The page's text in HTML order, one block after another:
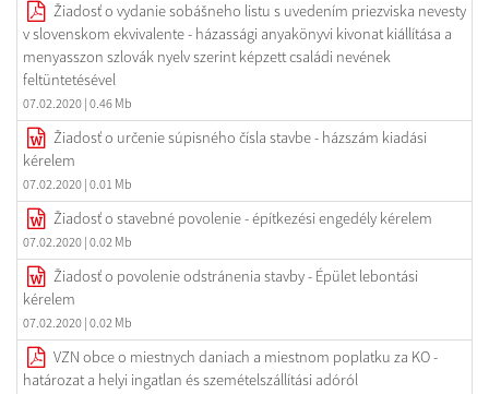
Žiadosť o vydanie sobášneho listu s uvedením priezviska nevesty
v slovenskom ekvivalente - házassági anyakönyvi kivonat kiállítása a
menyasszon szlovák nyelv szerint képzett családi nevének
feltüntetésével
07.02.2020 | 0.46 Mb
Žiadosť o určenie súpisného čísla stavbe - házszám kiadási
kérelem
07.02.2020 | 0.01 Mb
Žiadosť o stavebné povolenie - építkezési engedély kérelem
07.02.2020 | 0.02 Mb
Žiadosť o povolenie odstránenia stavby - Épület lebontási
kérelem
07.02.2020 | 0.02 Mb
VZN obce o miestnych daniach a miestnom poplatku za KO -
határozat a helyi ingatlan és szemételszállítási adóról